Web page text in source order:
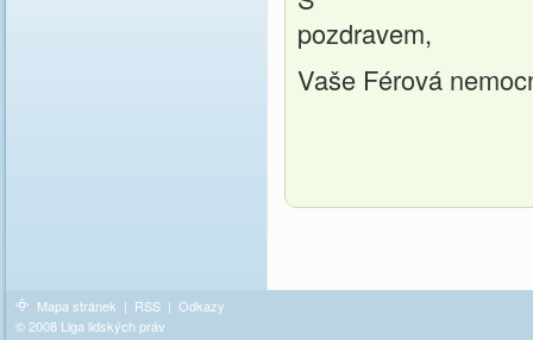
Vaše Férová
Mapa stránek | RSS | Odkazy
© 2008 Liga lidských práv